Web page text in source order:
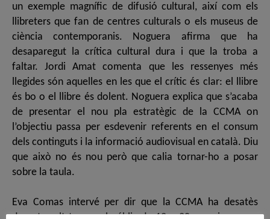
un exemple magnífic de difusió cultural, així com els
llibreters que fan de centres culturals o els museus de
ciència contemporanis. Noguera afirma que ha
desaparegut la crítica cultural dura i que la troba a
faltar. Jordi Amat comenta que les ressenyes més
llegides són aquelles en les que el crític és clar: el llibre
és bo o el llibre és dolent. Noguera explica que s’acaba
de presentar el nou pla estratègic de la CCMA on
l’objectiu passa per esdevenir referents en el consum
dels continguts i la informació audiovisual en català. Diu
que això no és nou però que calia tornar-ho a posar
sobre la taula.
Eva Comas intervé per dir que la CCMA ha desatès